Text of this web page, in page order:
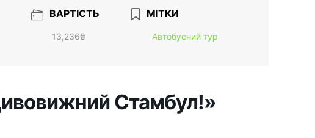
ВАРТІСТЬ
13,236₴
МІТКИ
Автобусний тур
Стамбул!»